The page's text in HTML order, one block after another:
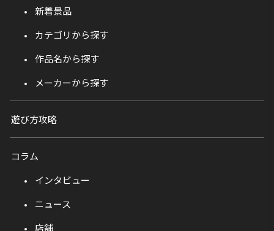
新着景品
カテゴリから探す
作品名から探す
メーカーから探す
遊び方攻略
コラム
インタビュー
ニュース
店舗